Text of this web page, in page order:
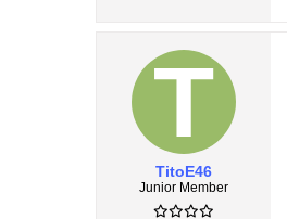
TitoE46
Junior Member